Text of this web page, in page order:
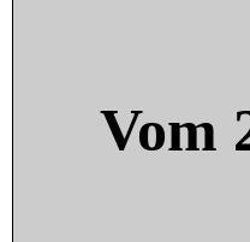
Vom